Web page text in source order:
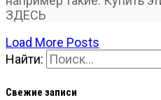
ЗДЕСЬ
Load More Posts
Найти:
Свежие записи